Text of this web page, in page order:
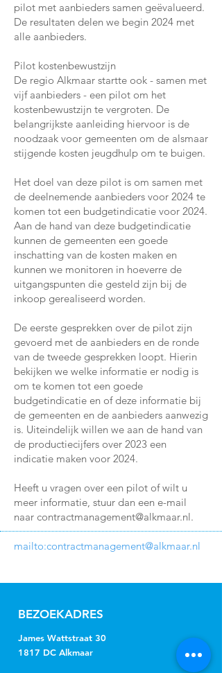
pilot met aanbieders samen geëvalueerd.
De resultaten delen we begin 2024 met
alle aanbieders.
Pilot kostenbewustzijn
De regio Alkmaar startte ook - samen met
vijf aanbieders - een pilot om het
kostenbewustzijn te vergroten. De
belangrijkste aanleiding hiervoor is de
noodzaak voor gemeenten om de alsmaar
stijgende kosten jeugdhulp om te buigen.
Het doel van deze pilot is om samen met
de deelnemende aanbieders voor 2024 te
komen tot een budgetindicatie voor 2024.
Aan de hand van deze budgetindicatie
kunnen de gemeenten een goede
inschatting van de kosten maken en
kunnen we monitoren in hoeverre de
uitgangspunten die gesteld zijn bij de
inkoop gerealiseerd worden.
De eerste gesprekken over de pilot zijn
gevoerd met de aanbieders en de ronde
van de tweede gesprekken loopt. Hierin
bekijken we welke informatie er nodig is
om te komen tot een goede
budgetindicatie en of deze informatie bij
de gemeenten en de aanbieders aanwezig
is. Uiteindelijk willen we aan de hand van
de productiecijfers over 2023 een
indicatie maken voor 2024.
Heeft u vragen over een pilot of wilt u
meer informatie, stuur dan een e-mail
naar contractmanagement@alkmaar.nl.
mailto:contractmanagement@alkmaar.nl
BEZOEKADRES
James Wattstraat 30
1817 DC Alkmaar